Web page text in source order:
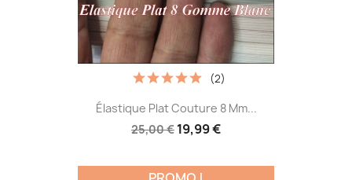
Élastique Plat Couture 8 Mm...
25,00 € 19,99 €
(2)